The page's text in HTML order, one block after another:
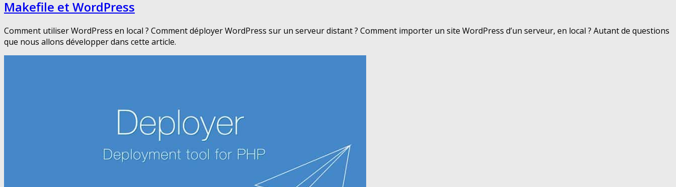
Makefile et WordPress
Comment utiliser WordPress en local ? Comment déployer WordPress sur un serveur distant ? Comment importer un site WordPress d’un serveur, en local ? Autant de questions
que nous allons développer dans cette article.